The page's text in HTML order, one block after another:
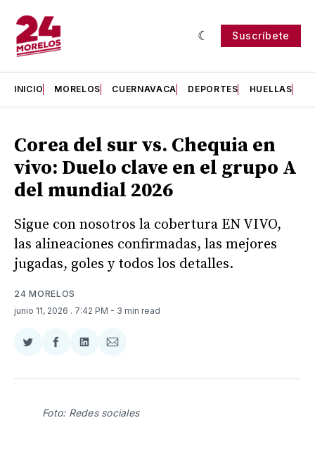
Suscríbete
INICIO MORELOS CUERNAVACA DEPORTES HUELLAS
Corea del sur vs. Chequia en
vivo: Duelo clave en el grupo A
del mundial 2026
Sigue con nosotros la cobertura EN VIVO,
las alineaciones confirmadas, las mejores
jugadas, goles y todos los detalles.
24 MORELOS
junio 11, 2026 . 7:42 PM - 3 min read
Compartir
Twitter
Compartir
Facebook
Compartir
LinkedIn
Compartir
Email
Foto: Redes sociales